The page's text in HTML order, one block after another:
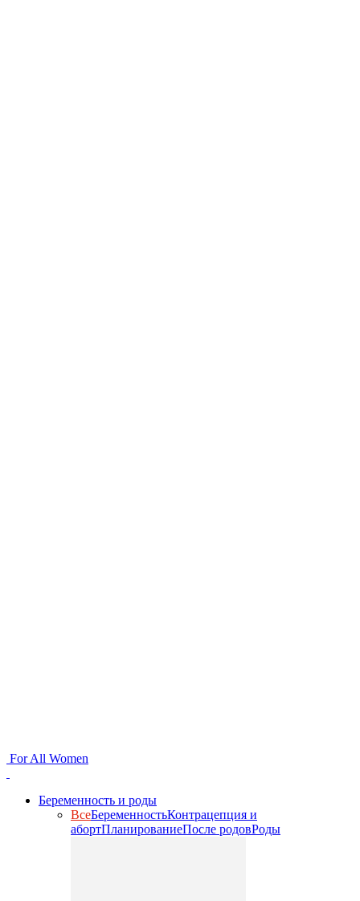
For All Women
Беременность и роды
ВсеБеременностьКонтрацепция и
абортПланированиеПосле родовРоды